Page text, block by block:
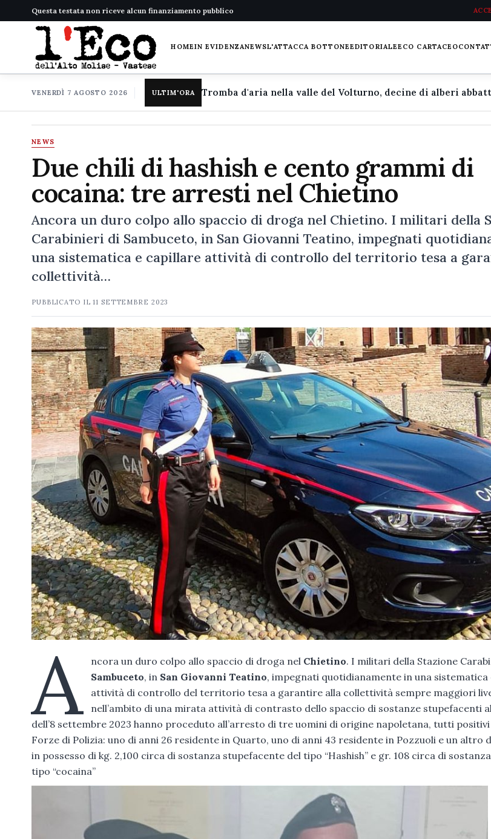
Questa testata non riceve alcun finanziamento pubblico
HOMEIN EVIDENZANEWSL'ATTACCA BOTTONEEDITORIALEECO CARTACEO
VENERDÌ 7 AGOSTO 2026 ULTIM'ORA
NEWS
Due chili di hashish e cento grammi di
cocaina: tre arresti nel Chietino
Ancora un duro colpo allo spaccio di droga nel Chietino. I militari della
Carabinieri di Sambuceto, in San Giovanni Teatino, impegnati
una sistematica e capillare attività di controllo del territorio tesa a
collettività…
PUBBLICATO IL11 SETTEMBRE 2023
A ncora un duro colpo allo spaccio di droga nel Chietino. I militari della Stazione
Sambuceto, in San Giovanni Teatino, impegnati quotidianamente in una sistematica
attività di controllo del territorio tesa a garantire alla collettività sempre maggiori
nell’ambito di una mirata attività di contrasto dello spaccio di sostanze stupefacenti
dell’8 settembre 2023 hanno proceduto all’arresto di tre uomini di origine napoletana, tutti positivi
Forze di Polizia: uno di anni 26 residente in Quarto, uno di anni 43 residente in Pozzuoli e un altro
in possesso di kg. 2,100 circa di sostanza stupefacente del tipo “Hashish” e gr. 108 circa di
tipo “cocaina”